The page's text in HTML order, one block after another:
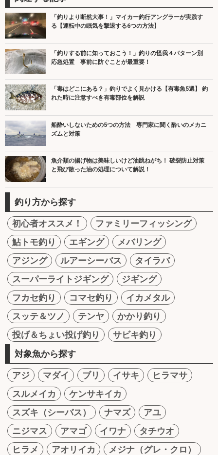
「釣りより断然大事！」マイカー釣行アングラーが実践す
る【運転中の眠気を撃退する6つの方法】
「釣りする前に知っておこう！」釣りの怪我４パターン別
応急処置 事前に防ぐことが最重要！
「毒はどこにある？」釣りでよく見かける【有毒魚5選】 釣
れた時に注意すべき有毒部位を解説
船酔いしないための5つの方法 専門家に聞く酔いのメカニ
ズムと対策
魚介類の揚げ物は美味しいけど油跳ねがち！ 破裂防止対策
と飛び散った油の処理について解説！
釣り方から探す
初心者オススメ！
ファミリーフィッシング
鮎トモ釣り
エギング
メバリング
アジング
ルアーシーバス
タイラバ
スーパーライトジギング
ジギング
フカセ釣り
コマセ釣り
イカメタル
スッテ＆ツノ
テンヤ
かかり釣り
投げ＆ちょい投げ釣り
サビキ釣り
対象魚から探す
アジ マダイ ブリ イサキ
ヒラマサ
スルメイカ
ケンサキイカ
スズキ（シーバス）
ナマズ
アユ
ニジマス
アマゴ イワナ
タチウオ
ヒラメ
アオリイカ
メジナ（グレ・クロ）